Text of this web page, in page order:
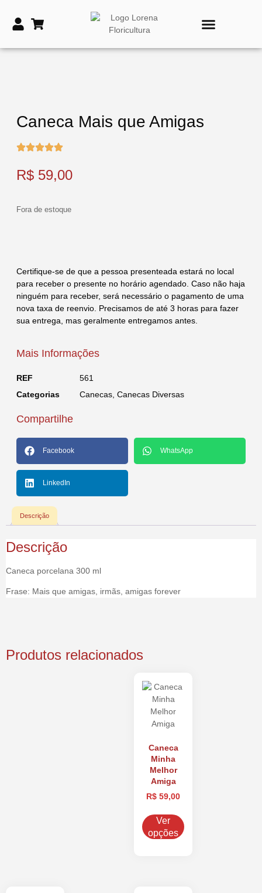
Caneca Mais que Amigas
R$ 59,00
Fora de estoque
Certifique-se de que a pessoa presenteada estará no local
para receber o presente no horário agendado. Caso não haja
ninguém para receber, será necessário o pagamento de uma
nova taxa de reenvio. Precisamos de até 3 horas para fazer
sua entrega, mas geralmente entregamos antes.
Mais Informações
REF
561
Categorias
Canecas Canecas Diversas
Compartilhe
Facebook WhatsApp
LinkedIn
Descrição
Descrição
Caneca porcelana 300 ml
Frase: Mais que amigas, irmãs, amigas forever
Produtos relacionados
Caneca
Minha
Melhor
Amiga
R$ 59,00
Ver
opções